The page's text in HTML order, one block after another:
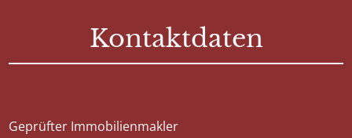
Kontaktdaten
Geprüfter Immobilienmakler